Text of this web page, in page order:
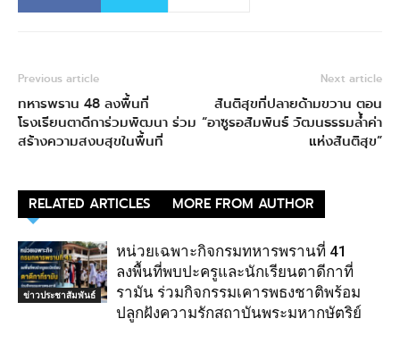
Previous article
ทหารพราน 48 ลงพื้นที่
โรงเรียนตาดีการ่วมพัฒนา ร่วม
สร้างความสงบสุขในพื้นที่
Next article
สันติสุขที่ปลายด้ามขวาน ตอน
“อาซูรอสัมพันธ์ วัฒนธรรมล้ำค่า
แห่งสันติสุข”
RELATED ARTICLES MORE FROM AUTHOR
ข่าวประชาสัมพันธ์
หน่วยเฉพาะกิจกรมทหารพรานที่ 41
ลงพื้นที่พบปะครูและนักเรียนตาดีกาที่
รามัน ร่วมกิจกรรมเคารพธงชาติพร้อม
ปลูกฝังความรักสถาบันพระมหากษัตริย์